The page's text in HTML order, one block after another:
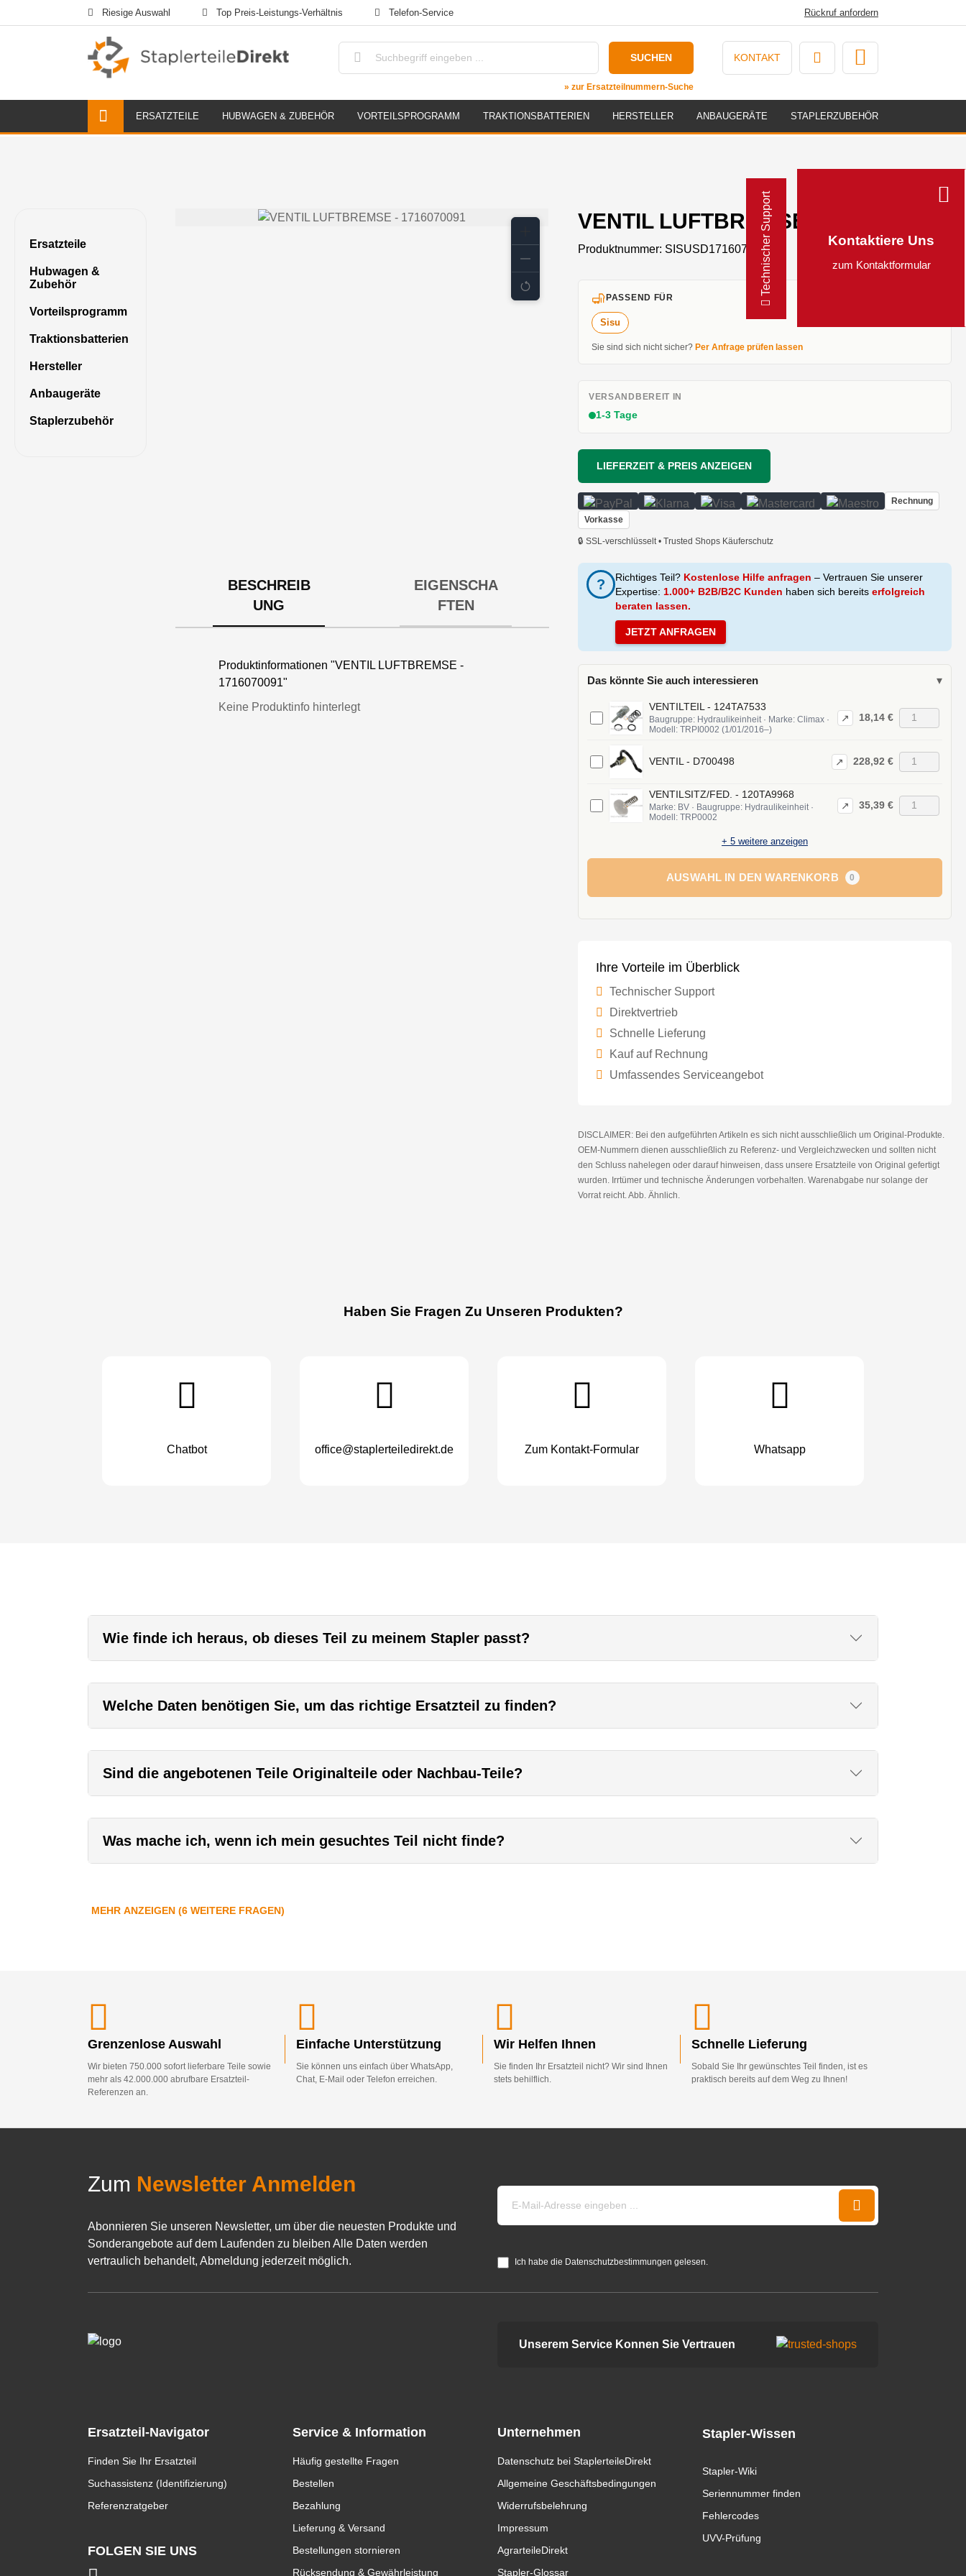
Riesige Auswahl Top Preis-Leistungs-Verhältnis Telefon-Service Rückruf anfordern
Technischer Support Kontaktiere Uns
zum Kontaktformular
SUCHEN
» zur Ersatzteilnummern-Suche
KONTAKT
ERSATZTEILE HUBWAGEN & ZUBEHÖR VORTEILSPROGRAMM TRAKTIONSBATTERIEN HERSTELLER ANBAUGERÄTE STAPLERZUBEHÖR
Ersatzteile
Hubwagen &
Zubehör
Vorteilsprogramm
Traktionsbatterien
Hersteller
Anbaugeräte
Staplerzubehör
BESCHREIB
UNG
EIGENSCHA
FTEN
Produktinformationen "VENTIL LUFTBREMSE -
1716070091"
Keine Produktinfo hinterlegt
VENTIL LUFTBREMSE - 1716070091
Produktnummer: SISUSD1716070091
PASSEND FÜR
Sisu
Sie sind sich nicht sicher? Per Anfrage prüfen lassen
VERSANDBEREIT IN
1-3 Tage
LIEFERZEIT & PREIS ANZEIGEN
Rechnung
Vorkasse
🔒 SSL-verschlüsselt • Trusted Shops Käuferschutz
? Richtiges Teil? Kostenlose Hilfe anfragen – Vertrauen Sie unserer
Expertise: 1.000+ B2B/B2C Kunden haben sich bereits erfolgreich
beraten lassen.
JETZT ANFRAGEN
Das könnte Sie auch interessieren ▾
VENTILTEIL - 124TA7533
Baugruppe: Hydraulikeinheit · Marke: Climax ·
Modell: TRPI0002 (1/01/2016–)
↗ 18,14 €
VENTIL - D700498 ↗ 228,92 €
VENTILSITZ/FED. - 120TA9968
Marke: BV · Baugruppe: Hydraulikeinheit ·
Modell: TRP0002
↗ 35,39 €
+ 5 weitere anzeigen
AUSWAHL IN DEN WARENKORB 0
Ihre Vorteile im Überblick
Technischer Support
Direktvertrieb
Schnelle Lieferung
Kauf auf Rechnung
Umfassendes Serviceangebot
DISCLAIMER: Bei den aufgeführten Artikeln es sich nicht ausschließlich um Original-Produkte.
OEM-Nummern dienen ausschließlich zu Referenz- und Vergleichzwecken und sollten nicht
den Schluss nahelegen oder darauf hinweisen, dass unsere Ersatzteile von Original gefertigt
wurden. Irrtümer und technische Änderungen vorbehalten. Warenabgabe nur solange der
Vorrat reicht. Abb. Ähnlich.
Haben Sie Fragen Zu Unseren Produkten?
Chatbot office@staplerteiledirekt.de Zum Kontakt-Formular Whatsapp
Wie finde ich heraus, ob dieses Teil zu meinem Stapler passt?
Welche Daten benötigen Sie, um das richtige Ersatzteil zu finden?
Sind die angebotenen Teile Originalteile oder Nachbau-Teile?
Was mache ich, wenn ich mein gesuchtes Teil nicht finde?
MEHR ANZEIGEN (6 WEITERE FRAGEN)
Grenzenlose Auswahl
Wir bieten 750.000 sofort lieferbare Teile sowie
mehr als 42.000.000 abrufbare Ersatzteil-
Referenzen an.
Einfache Unterstützung
Sie können uns einfach über WhatsApp,
Chat, E-Mail oder Telefon erreichen.
Wir Helfen Ihnen
Sie finden Ihr Ersatzteil nicht? Wir sind Ihnen
stets behilflich.
Schnelle Lieferung
Sobald Sie Ihr gewünschtes Teil finden, ist es
praktisch bereits auf dem Weg zu Ihnen!
Zum Newsletter Anmelden
Abonnieren Sie unseren Newsletter, um über die neuesten Produkte und
Sonderangebote auf dem Laufenden zu bleiben Alle Daten werden
vertraulich behandelt, Abmeldung jederzeit möglich.
Ich habe die Datenschutzbestimmungen gelesen.
Unserem Service Konnen Sie Vertrauen
Ersatzteil-Navigator
Finden Sie Ihr Ersatzteil
Suchassistenz (Identifizierung)
Referenzratgeber
FOLGEN SIE UNS
Service & Information
Häufig gestellte Fragen
Bestellen
Bezahlung
Lieferung & Versand
Bestellungen stornieren
Rücksendung & Gewährleistung
Unternehmen
Datenschutz bei StaplerteileDirekt
Allgemeine Geschäftsbedingungen
Widerrufsbelehrung
Impressum
AgrarteileDirekt
Stapler-Glossar
Stapler-Wissen
Stapler-Wiki
Seriennummer finden
Fehlercodes
UVV-Prüfung